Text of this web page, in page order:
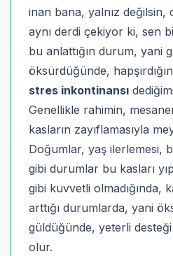
inan bana, yalnız değilsin,
aynı derdi çekiyor ki, sen
bu anlattığın durum, yani
öksürdüğünde,
stres inkontinansı
Genellikle rahimin,
kasların zayıflamasıyla
Doğumlar, yaş ilerlemesi,
gibi durumlar bu kasları
gibi kuvvetli olmadığında,
arttığı durumlarda, yani
güldüğünde, yeterli
olur.